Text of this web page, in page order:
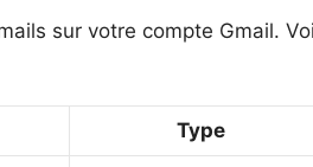
sur votre compte Gmail.
Type